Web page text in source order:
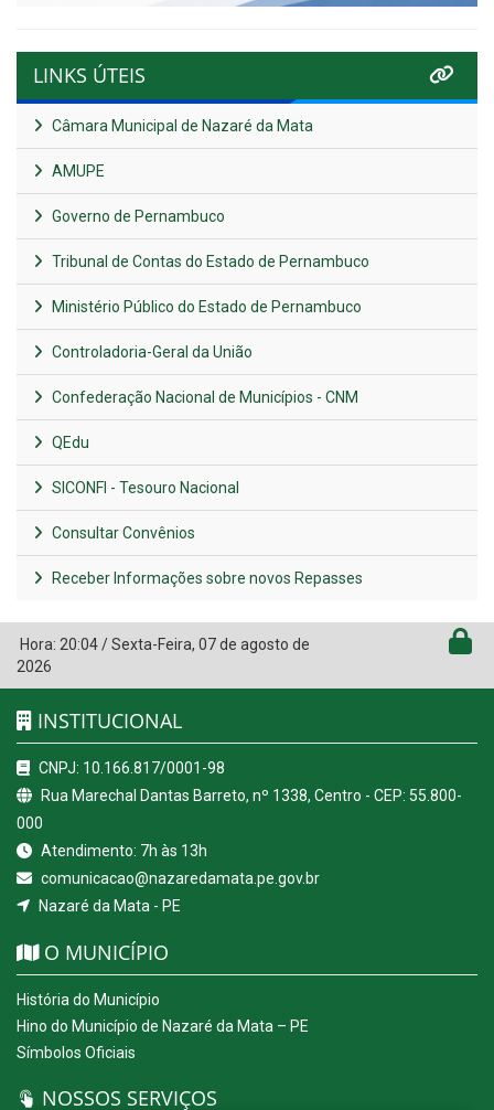
LINKS ÚTEIS
Câmara Municipal de Nazaré da Mata
AMUPE
Governo de Pernambuco
Tribunal de Contas do Estado de Pernambuco
Ministério Público do Estado de Pernambuco
Controladoria-Geral da União
Confederação Nacional de Municípios - CNM
QEdu
SICONFI - Tesouro Nacional
Consultar Convênios
Receber Informações sobre novos Repasses
Hora: 20:04/Sexta-Feira, 07 de agosto de
2026
INSTITUCIONAL
CNPJ: 10.166.817/0001-98
Rua Marechal Dantas Barreto, nº 1338, Centro - CEP: 55.800-
000
Atendimento: 7h às 13h
comunicacao@nazaredamata.pe.gov.br
Nazaré da Mata - PE
O MUNICÍPIO
História do Município
Hino do Município de Nazaré da Mata – PE
Símbolos Oficiais
NOSSOS SERVIÇOS